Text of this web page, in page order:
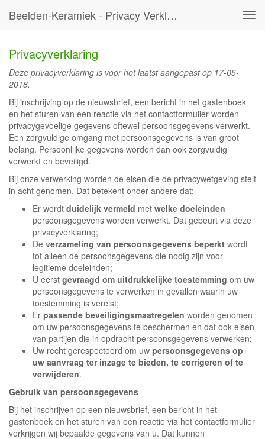
Beelden-Keramiek - Privacy Verklaring
Privacyverklaring
Deze privacyverklaring is voor het laatst aangepast op 17-05-
2018.
Bij inschrijving op de nieuwsbrief, een bericht in het gastenboek
en het sturen van een reactie via het contactformulier worden
privacygevoelige gegevens oftewel persoonsgegevens verwerkt.
Een zorgvuldige omgang met persoonsgegevens is van groot
belang. Persoonlijke gegevens worden dan ook zorgvuldig
verwerkt en beveiligd.
Bij onze verwerking worden de eisen die de privacywetgeving stelt
in acht genomen. Dat betekent onder andere dat:
Er wordt duidelijk vermeld met welke doeleinden
persoonsgegevens worden verwerkt. Dat gebeurt via deze
privacyverklaring;
De verzameling van persoonsgegevens beperkt wordt
tot alleen de persoonsgegevens die nodig zijn voor
legitieme doeleinden;
U eerst gevraagd om uitdrukkelijke toestemming om uw
persoonsgegevens te verwerken in gevallen waarin uw
toestemming is vereist;
Er passende beveiligingsmaatregelen worden genomen
om uw persoonsgegevens te beschermen en dat ook eisen
van partijen die in opdracht persoonsgegevens verwerken;
Uw recht gerespecteerd om uw persoonsgegevens op
uw aanvraag ter inzage te bieden, te corrigeren of te
verwijderen.
Gebruik van persoonsgegevens
Bij het inschrijven op een nieuwsbrief, een bericht in het
gastenboek en het sturen van een reactie via het contactformulier
verkrijgen wij bepaalde gegevens van u. Dat kunnen